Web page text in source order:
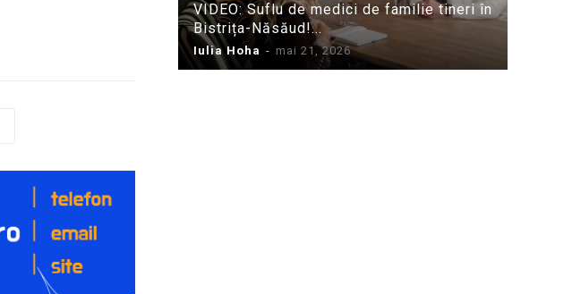
VIDEO: Suflu de medici de familie tineri în
Bistrița-Năsăud!...
Iulia Hoha - mai 21, 2026